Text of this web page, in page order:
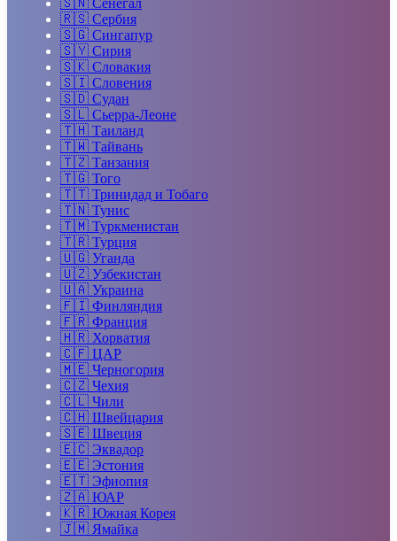
🇷🇸 Сербия
🇸🇬 Сингапур
🇸🇾 Сирия
🇸🇰 Словакия
🇸🇮 Словения
🇸🇩 Судан
🇸🇱 Сьерра-Леоне
🇹🇭 Таиланд
🇹🇼 Тайвань
🇹🇿 Танзания
🇹🇬 Того
🇹🇹 Тринидад и Тобаго
🇹🇳 Тунис
🇹🇲 Туркменистан
🇹🇷 Турция
🇺🇬 Уганда
🇺🇿 Узбекистан
🇺🇦 Украина
🇫🇮 Финляндия
🇫🇷 Франция
🇭🇷 Хорватия
🇨🇫 ЦАР
🇲🇪 Черногория
🇨🇿 Чехия
🇨🇱 Чили
🇨🇭 Швейцария
🇸🇪 Швеция
🇪🇨 Эквадор
🇪🇪 Эстония
🇪🇹 Эфиопия
🇿🇦 ЮАР
🇰🇷 Южная Корея
🇯🇲 Ямайка